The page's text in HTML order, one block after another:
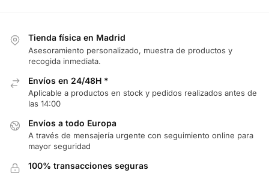
Tienda física en Madrid
Asesoramiento personalizado, muestra de productos y
recogida inmediata.
Envíos en 24/48H *
Aplicable a productos en stock y pedidos realizados antes de
las 14:00
Envíos a todo Europa
A través de mensajería urgente con seguimiento online para
mayor seguridad
100% transacciones seguras